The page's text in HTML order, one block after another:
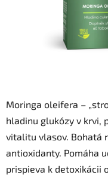
Moringa oleifera –
hladinu glukózy v krvi,
vitalitu vlasov. Bohatá
antioxidanty. Pomáha
prispieva k detoxikácii